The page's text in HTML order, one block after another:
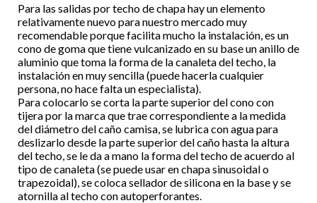
Para las salidas por techo de chapa hay un elemento
relativamente nuevo para nuestro mercado muy
recomendable porque facilita mucho la instalación, es un
cono de goma que tiene vulcanizado en su base un anillo de
aluminio que toma la forma de la canaleta del techo, la
instalación en muy sencilla (puede hacerla cualquier
persona, no hace falta un especialista).
Para colocarlo se corta la parte superior del cono con
tijera por la marca que trae correspondiente a la medida
del diámetro del caño camisa, se lubrica con agua para
deslizarlo desde la parte superior del caño hasta la altura
del techo, se le da a mano la forma del techo de acuerdo al
tipo de canaleta (se puede usar en chapa sinusoidal o
trapezoidal), se coloca sellador de silicona en la base y se
atornilla al techo con autoperforantes.